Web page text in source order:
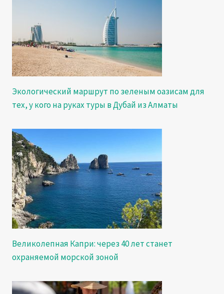
Экологический маршрут по зеленым оазисам для
тех, у кого на руках туры в Дубай из Алматы
Великолепная Капри: через 40 лет станет
охраняемой морской зоной